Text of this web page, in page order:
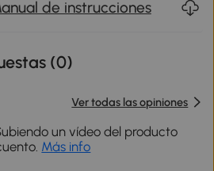
de instrucciones
(0)
Ver todas las opiniones
un vídeo del producto
Más info